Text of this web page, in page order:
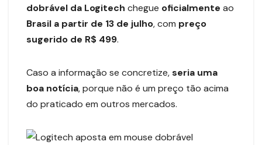
dobrável da Logitech chegue oficialmente ao
Brasil a partir de 13 de julho, com preço
sugerido de R$ 499.
Caso a informação se concretize,seria uma
boa notícia, porque não é um preço tão acima
do praticado em outros mercados.